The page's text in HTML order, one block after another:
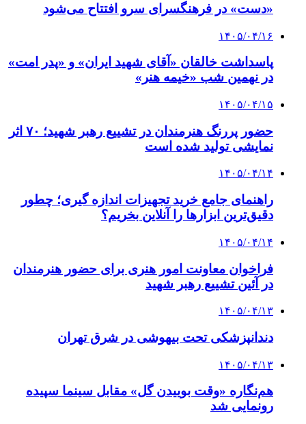
«دست» در فرهنگسرای سرو افتتاح می‌شود
۱۴۰۵/۰۴/۱۶
پاسداشت خالقان «آقای شهید ایران» و «پدر امت»
در نهمین شب «خیمه هنر»
۱۴۰۵/۰۴/۱۵
حضور پررنگ هنرمندان در تشییع رهبر شهید؛ ۷۰ اثر
نمایشی تولید شده است
۱۴۰۵/۰۴/۱۴
راهنمای جامع خرید تجهیزات اندازه گیری؛ چطور
دقیق‌ترین ابزارها را آنلاین بخریم؟
۱۴۰۵/۰۴/۱۴
فراخوان معاونت امور هنری برای حضور هنرمندان
در آئین تشییع رهبر شهید
۱۴۰۵/۰۴/۱۳
دندانپزشکی تحت بیهوشی در شرق تهران
۱۴۰۵/۰۴/۱۳
هم‌نگاره «وقت بوییدن گل» مقابل سینما سپیده
رونمایی شد